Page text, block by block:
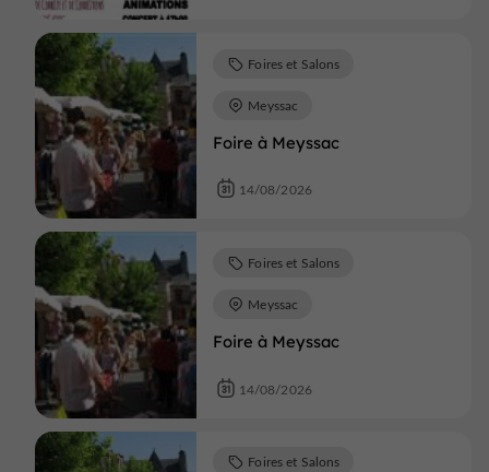
Foire à Meyssac
Foires et Salons
Meyssac
14/08/2026
Foire à Meyssac
Foires et Salons
Meyssac
14/08/2026
Foires et Salons